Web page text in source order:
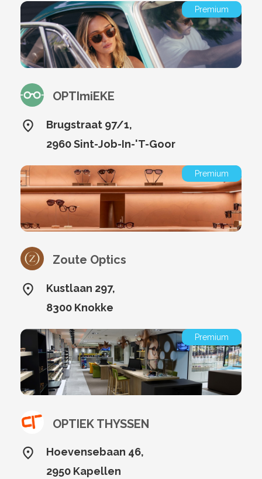
Premium
OPTImiEKE
Brugstraat 97/1,
2960 Sint-Job-In-'T-Goor
Premium
Zoute Optics
Kustlaan 297,
8300 Knokke
Premium
OPTIEK THYSSEN
Hoevensebaan 46,
2950 Kapellen